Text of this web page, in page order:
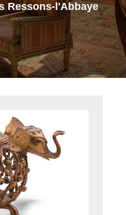
Ressons-l'Abbaye